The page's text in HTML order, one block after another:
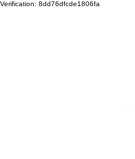
Verification: 8dd76dfcde1806fa